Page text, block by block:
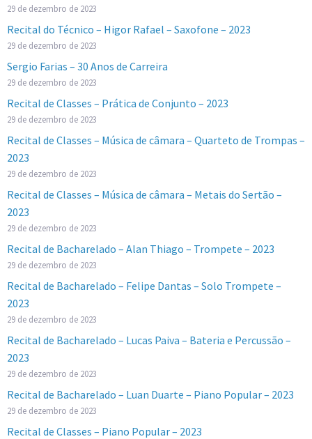
29 de dezembro de 2023
Recital do Técnico – Higor Rafael – Saxofone – 2023
29 de dezembro de 2023
Sergio Farias – 30 Anos de Carreira
29 de dezembro de 2023
Recital de Classes – Prática de Conjunto – 2023
29 de dezembro de 2023
Recital de Classes – Música de câmara – Quarteto de Trompas –
2023
29 de dezembro de 2023
Recital de Classes – Música de câmara – Metais do Sertão –
2023
29 de dezembro de 2023
Recital de Bacharelado – Alan Thiago – Trompete – 2023
29 de dezembro de 2023
Recital de Bacharelado – Felipe Dantas – Solo Trompete –
2023
29 de dezembro de 2023
Recital de Bacharelado – Lucas Paiva – Bateria e Percussão –
2023
29 de dezembro de 2023
Recital de Bacharelado – Luan Duarte – Piano Popular – 2023
29 de dezembro de 2023
Recital de Classes – Piano Popular – 2023